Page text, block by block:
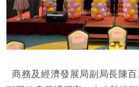
商務及經濟發展局副局長陳